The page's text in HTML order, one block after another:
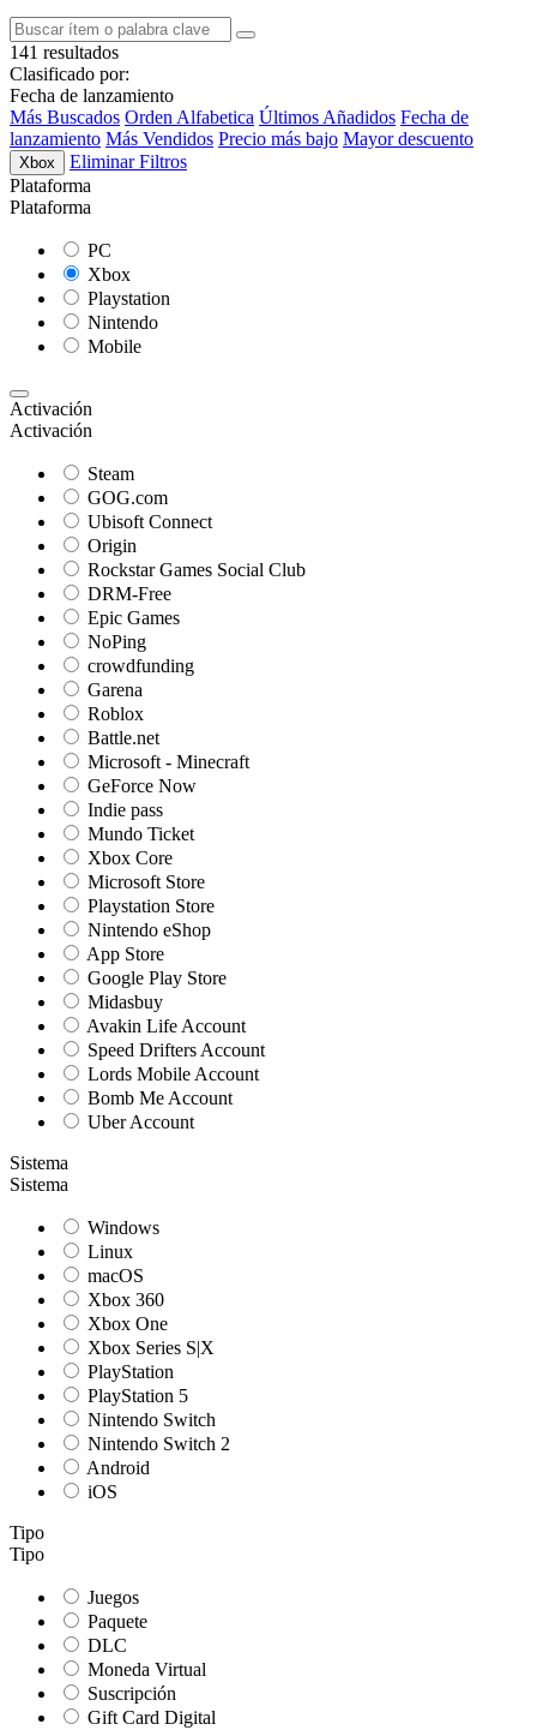
141 resultados
Clasificado por:
Fecha de lanzamiento
Más Buscados Orden Alfabetica Últimos Añadidos Fecha de
lanzamiento Más Vendidos Precio más bajo Mayor descuento
Xbox
Eliminar Filtros
Plataforma
Plataforma
PC
Xbox
Playstation
Nintendo
Mobile
Activación
Activación
Steam
GOG.com
Ubisoft Connect
Origin
Rockstar Games Social Club
DRM-Free
Epic Games
NoPing
crowdfunding
Garena
Roblox
Battle.net
Microsoft - Minecraft
GeForce Now
Indie pass
Mundo Ticket
Xbox Core
Microsoft Store
Playstation Store
Nintendo eShop
App Store
Google Play Store
Midasbuy
Avakin Life Account
Speed Drifters Account
Lords Mobile Account
Bomb Me Account
Uber Account
Sistema
Sistema
Windows
Linux
macOS
Xbox 360
Xbox One
Xbox Series S|X
PlayStation
PlayStation 5
Nintendo Switch
Nintendo Switch 2
Android
iOS
Tipo
Tipo
Juegos
Paquete
DLC
Moneda Virtual
Suscripción
Gift Card Digital